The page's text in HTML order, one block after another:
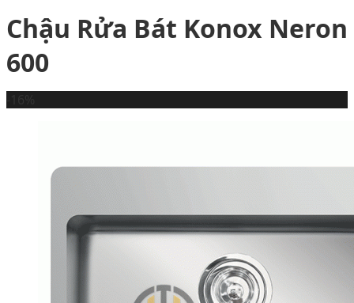
Chậu Rửa Bát Konox Neron
600